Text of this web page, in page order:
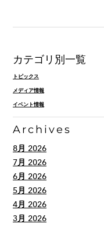
カテゴリ別一覧
トピックス
メディア情報
イベント情報
Archives
8月 2026
7月 2026
6月 2026
5月 2026
4月 2026
3月 2026